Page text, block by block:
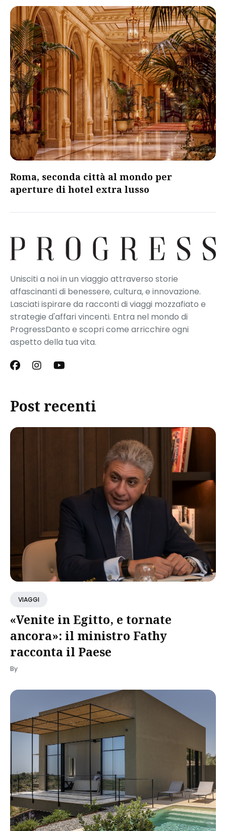
Roma, seconda città al mondo per
aperture di hotel extra lusso
Unisciti a noi in un viaggio attraverso storie
affascinanti di benessere, cultura, e innovazione.
Lasciati ispirare da racconti di viaggi mozzafiato e
strategie d'affari vincenti. Entra nel mondo di
ProgressDanto e scopri come arricchire ogni
aspetto della tua vita.
Post recenti
VIAGGI
«Venite in Egitto, e tornate
ancora»: il ministro Fathy
racconta il Paese
By